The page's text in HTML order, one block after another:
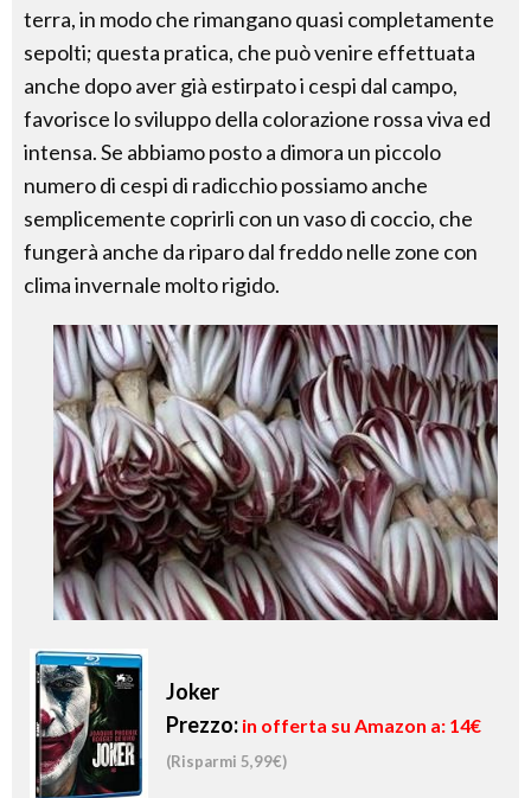
terra, in modo che rimangano quasi completamente
sepolti; questa pratica, che può venire effettuata
anche dopo aver già estirpato i cespi dal campo,
favorisce lo sviluppo della colorazione rossa viva ed
intensa. Se abbiamo posto a dimora un piccolo
numero di cespi di radicchio possiamo anche
semplicemente coprirli con un vaso di coccio, che
fungerà anche da riparo dal freddo nelle zone con
clima invernale molto rigido.
Joker
Prezzo: in offerta su Amazon a: 14€
(Risparmi 5,99€)